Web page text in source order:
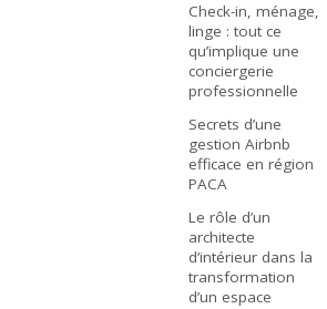
Check-in, ménage,
linge : tout ce
qu’implique une
conciergerie
professionnelle
Secrets d’une
gestion Airbnb
efficace en région
PACA
Le rôle d’un
architecte
d’intérieur dans la
transformation
d’un espace